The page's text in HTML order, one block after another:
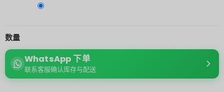
数量
WhatsApp 下单
联系客服确认库存与配送